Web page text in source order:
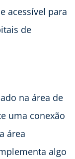
acessível para
de
na área de
uma conexão
área
algo